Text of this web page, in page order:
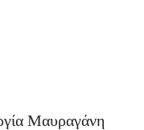
Μαυραγάνη